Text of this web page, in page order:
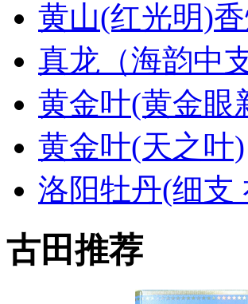
黄山(红光明)
真龙（海韵中支
黄金叶(黄金眼
黄金叶(天之叶)
洛阳牡丹(细支
古田推荐